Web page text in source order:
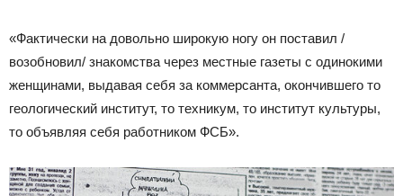
«Фактически на довольно широкую ногу он поставил /
возобновил/ знакомства через местные газеты с одинокими
женщинами, выдавая себя за коммерсанта, окончившего то
геологический институт, то техникум, то институт культуры,
то объявляя себя работником ФСБ».